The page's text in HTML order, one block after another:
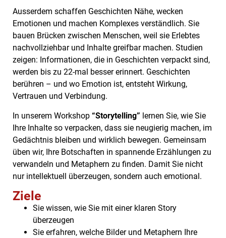
Ausserdem schaffen Geschichten Nähe, wecken
Emotionen und machen Komplexes verständlich. Sie
bauen Brücken zwischen Menschen, weil sie Erlebtes
nachvollziehbar und Inhalte greifbar machen. Studien
zeigen: Informationen, die in Geschichten verpackt sind,
werden bis zu 22-mal besser erinnert. Geschichten
berühren – und wo Emotion ist, entsteht Wirkung,
Vertrauen und Verbindung.
In unserem Workshop “Storytelling” lernen Sie, wie Sie
Ihre Inhalte so verpacken, dass sie neugierig machen, im
Gedächtnis bleiben und wirklich bewegen. Gemeinsam
üben wir, Ihre Botschaften in spannende Erzählungen zu
verwandeln und Metaphern zu finden. Damit Sie nicht
nur intellektuell überzeugen, sondern auch emotional.
Ziele
Sie wissen, wie Sie mit einer klaren Story
überzeugen
Sie erfahren, welche Bilder und Metaphern Ihre